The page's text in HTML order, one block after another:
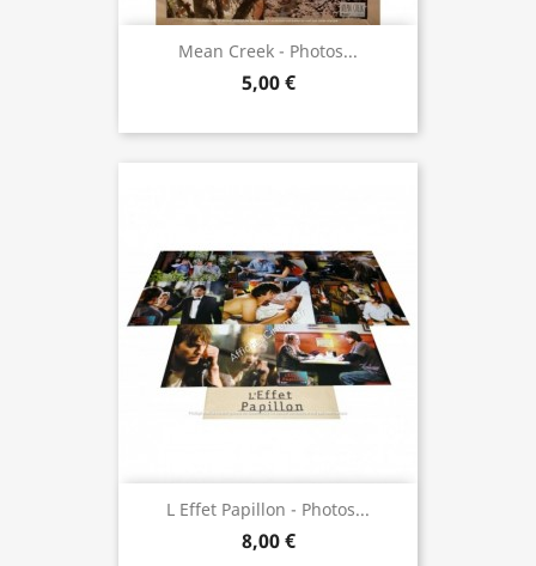
Mean Creek - Photos...
5,00 €
L Effet Papillon - Photos...
8,00 €